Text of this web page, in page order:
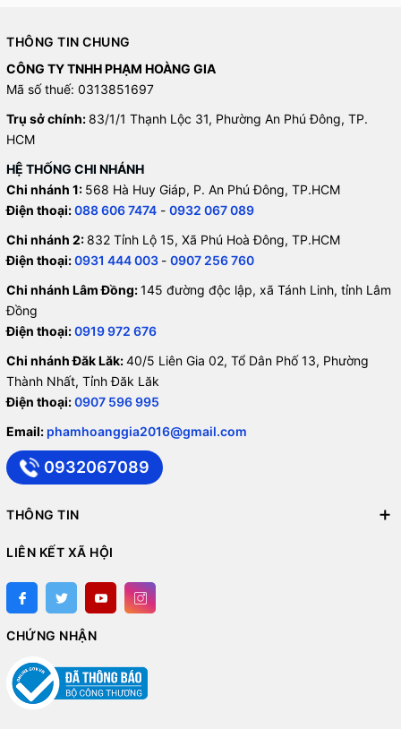
THÔNG TIN CHUNG
CÔNG TY TNHH PHẠM HOÀNG GIA
Mã số thuế: 0313851697
Trụ sở chính: 83/1/1 Thạnh Lộc 31, Phường An Phú Đông, TP.
HCM
HỆ THỐNG CHI NHÁNH
Chi nhánh 1: 568 Hà Huy Giáp, P. An Phú Đông, TP.HCM
Điện thoại:088 606 7474 - 0932 067 089
Chi nhánh 2: 832 Tỉnh Lộ 15, Xã Phú Hoà Đông, TP.HCM
Điện thoại:0931 444 003 - 0907 256 760
Chi nhánh Lâm Đồng:145 đường độc lập, xã Tánh Linh, tỉnh Lâm
Đồng
Điện thoại:0919 972 676
Chi nhánh Đăk Lăk:40/5 Liên Gia 02, Tổ Dân Phố 13, Phường
Thành Nhất, Tỉnh Đăk Lăk
Điện thoại:0907 596 995
Email: phamhoanggia2016@gmail.com
0932067089
THÔNG TIN
LIÊN KẾT XÃ HỘI
CHỨNG NHẬN